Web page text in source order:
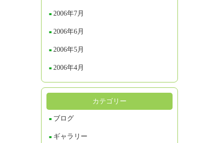
2006年7月
2006年6月
2006年5月
2006年4月
カテゴリー
ブログ
ギャラリー